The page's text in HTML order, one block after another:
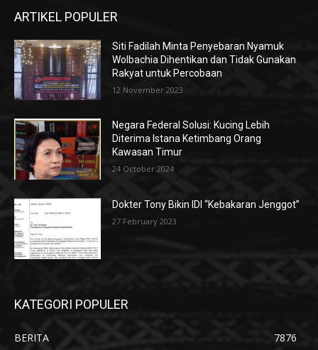
ARTIKEL POPULER
Siti Fadilah Minta Penyebaran Nyamuk
Wolbachia Dihentikan dan Tidak Gunakan
Rakyat untuk Percobaan
12 November 2023
Negara Federal Solusi: Kucing Lebih
Diterima Istana Ketimbang Orang
Kawasan Timur
24 October 2024
Dokter Tony Bikin IDI “Kebakaran Jenggot”
27 February 2023
KATEGORI POPULER
BERITA
7876